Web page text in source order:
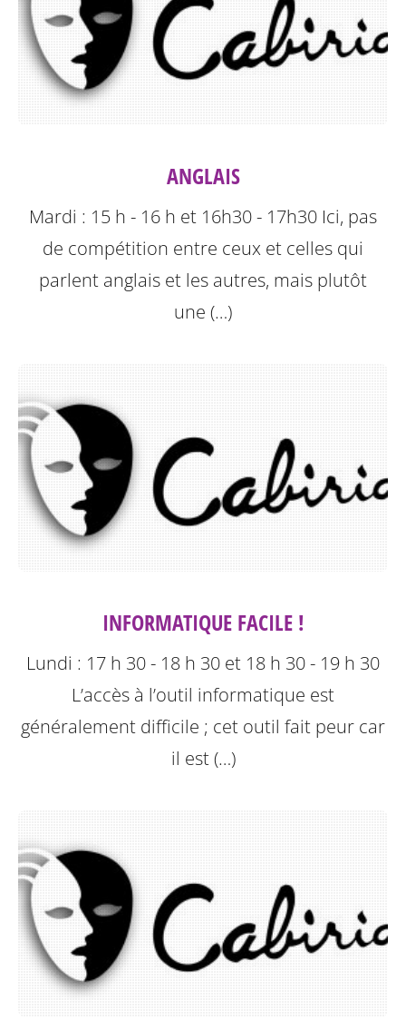
ANGLAIS
Mardi : 15 h - 16 h et 16h30 - 17h30 Ici, pas
de compétition entre ceux et celles qui
parlent anglais et les autres, mais plutôt
une (…)
INFORMATIQUE FACILE !
Lundi : 17 h 30 - 18 h 30 et 18 h 30 - 19 h 30
L’accès à l’outil informatique est
généralement difficile ; cet outil fait peur car
il est (…)